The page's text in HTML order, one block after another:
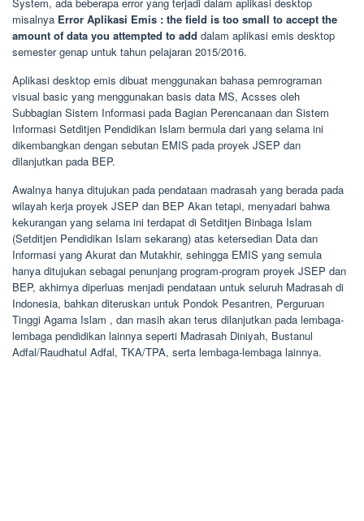
System, ada beberapa error yang terjadi dalam aplikasi desktop
misalnya Error Aplikasi Emis : the field is too small to accept the
amount of data you attempted to add dalam aplikasi emis desktop
semester genap untuk tahun pelajaran 2015/2016.
Aplikasi desktop emis dibuat menggunakan bahasa pemrograman
visual basic yang menggunakan basis data MS, Acsses oleh
Subbagian Sistem Informasi pada Bagian Perencanaan dan Sistem
Informasi Setditjen Pendidikan Islam bermula dari yang selama ini
dikembangkan dengan sebutan EMIS pada proyek JSEP dan
dilanjutkan pada BEP.
Awalnya hanya ditujukan pada pendataan madrasah yang berada pada
wilayah kerja proyek JSEP dan BEP Akan tetapi, menyadari bahwa
kekurangan yang selama ini terdapat di Setditjen Binbaga Islam
(Setditjen Pendidikan Islam sekarang) atas ketersedian Data dan
Informasi yang Akurat dan Mutakhir, sehingga EMIS yang semula
hanya ditujukan sebagai penunjang program-program proyek JSEP dan
BEP, akhirnya diperluas menjadi pendataan untuk seluruh Madrasah di
Indonesia, bahkan diteruskan untuk Pondok Pesantren, Perguruan
Tinggi Agama Islam , dan masih akan terus dilanjutkan pada lembaga-
lembaga pendidikan lainnya seperti Madrasah Diniyah, Bustanul
Adfal/Raudhatul Adfal, TKA/TPA, serta lembaga-lembaga lainnya.